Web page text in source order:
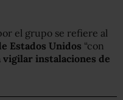
el grupo se refiere al
Estados Unidos “con
vigilar instalaciones de